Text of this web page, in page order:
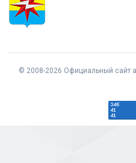
© 2008-2026 Официальный сайт